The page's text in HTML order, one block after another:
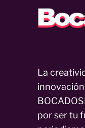
La
por ser tu